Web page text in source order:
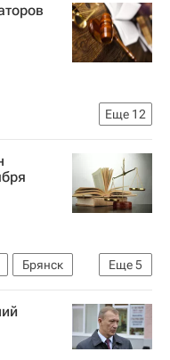
Еще 12
Весь мир
Тишанин
Еще5
Брянск